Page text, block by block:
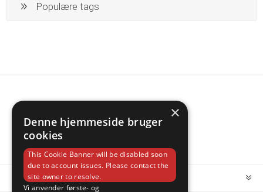
Populære tags
×
Denne hjemmeside bruger
cookies
This Cookie Banner will be disabled soon
due to account issues. Please contact the
site owner to resolve.
Vi anvender første- og